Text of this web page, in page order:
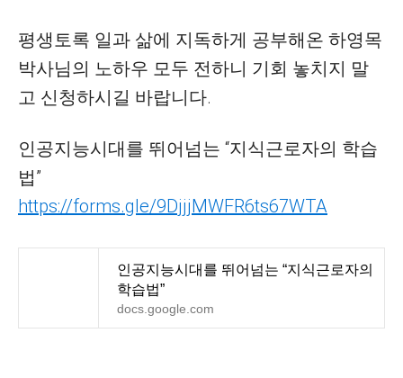
평생토록 일과 삶에 지독하게 공부해온 하영목
박사님의 노하우 모두 전하니 기회 놓치지 말
고 신청하시길 바랍니다.
인공지능시대를 뛰어넘는 “지식근로자의 학습
법”
https://forms.gle/9DjjjMWFR6ts67WTA
인공지능시대를 뛰어넘는 “지식근로자의
학습법”
docs.google.com